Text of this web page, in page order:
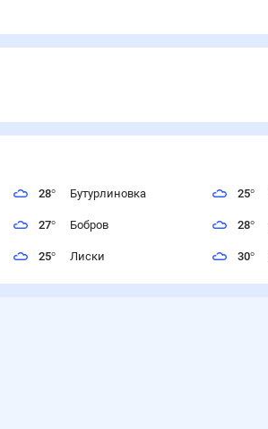
28° Бутурлиновка
27° Бобров
25° Лиски
25°
28°
30°